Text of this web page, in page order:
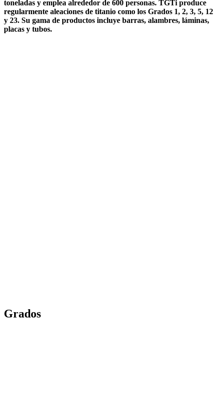
toneladas y emplea alrededor de 600 personas. TGTi produce
regularmente aleaciones de titanio como los Grados 1, 2, 3, 5, 12
y 23. Su gama de productos incluye barras, alambres, láminas,
placas y tubos.
Grados